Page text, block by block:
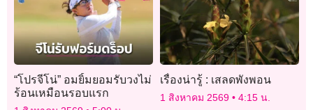
“โปรจีโน่” อมยิ้มยอมรับวงไม่
ร้อนเหมือนรอบแรก
เรื่องน่ารู้ : เสลดพังพอน
1 สิงหาคม 2569 4:15 น.